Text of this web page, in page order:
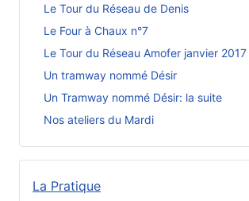
Le Tour du Réseau de Denis
Le Four à Chaux n°7
Le Tour du Réseau Amofer janvier 2017
Un tramway nommé Désir
Un Tramway nommé Désir: la suite
Nos ateliers du Mardi
La Pratique